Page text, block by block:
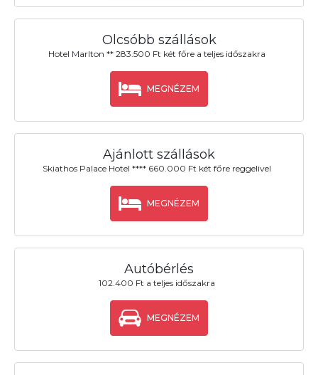
Olcsóbb szállások
Hotel Marlton ** 283.500 Ft két főre a teljes időszakra
MEGNÉZEM
Ajánlott szállások
Skiathos Palace Hotel **** 660.000 Ft két főre reggelivel
MEGNÉZEM
Autóbérlés
102.400 Ft a teljes időszakra
MEGNÉZEM